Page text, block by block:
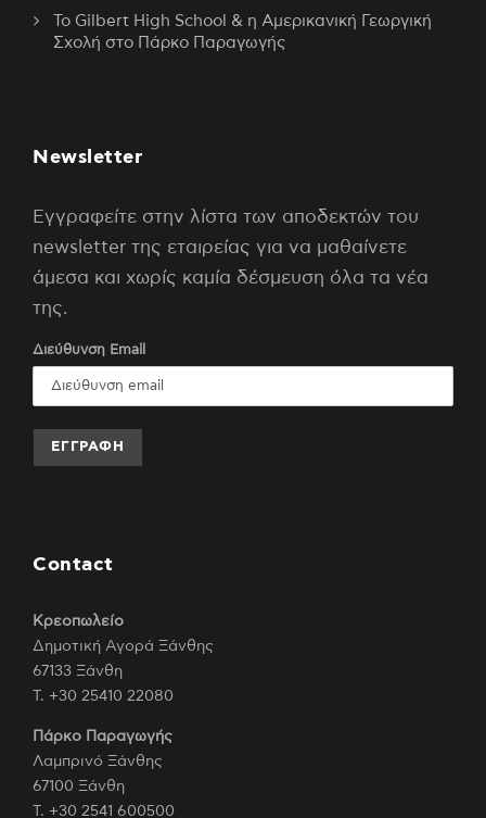
Το Gilbert High School & η Αμερικανική Γεωργική
Σχολή στο Πάρκο Παραγωγής
Newsletter
Εγγραφείτε στην λίστα των αποδεκτών του
newsletter της εταιρείας για να μαθαίνετε
άμεσα και χωρίς καμία δέσμευση όλα τα νέα
της.
Διεύθυνση Email
Contact
Κρεοπωλείο
Δημοτική Αγορά Ξάνθης
67133 Ξάνθη
Τ. +30 25410 22080
Πάρκο Παραγωγής
Λαμπρινό Ξάνθης
67100 Ξάνθη
Τ. +30 2541 600500